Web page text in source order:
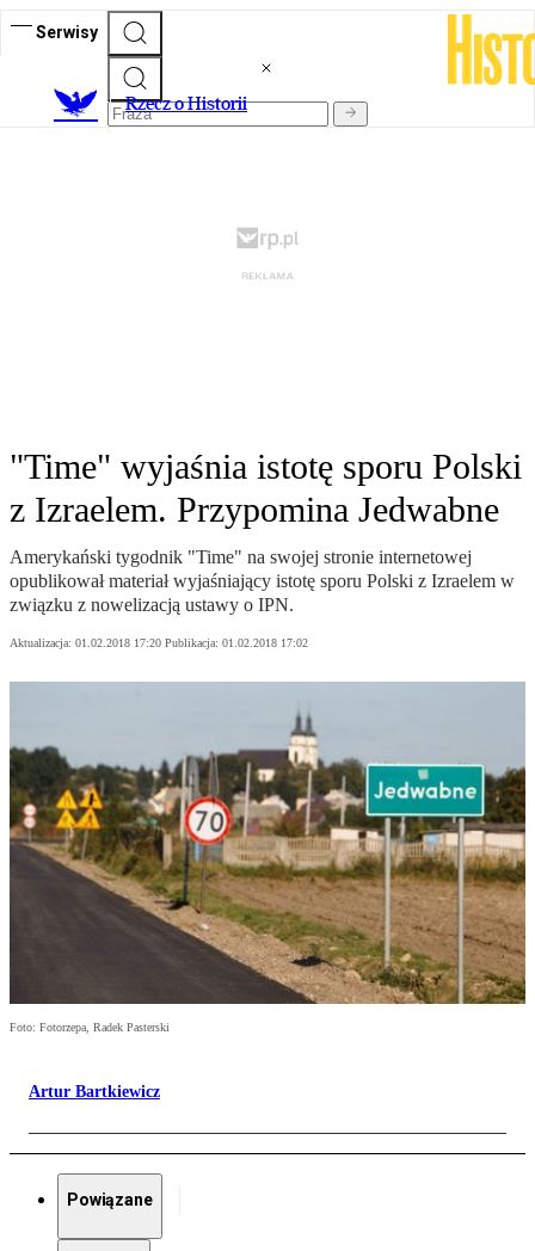
Serwisy
Rzecz o Historii
"Time" wyjaśnia istotę sporu Polski
z Izraelem. Przypomina Jedwabne
Amerykański tygodnik "Time" na swojej stronie internetowej
opublikował materiał wyjaśniający istotę sporu Polski z Izraelem w
związku z nowelizacją ustawy o IPN.
Aktualizacja: 01.02.2018 17:20 Publikacja: 01.02.2018 17:02
Foto: Fotorzepa, Radek Pasterski
Artur Bartkiewicz
Powiązane